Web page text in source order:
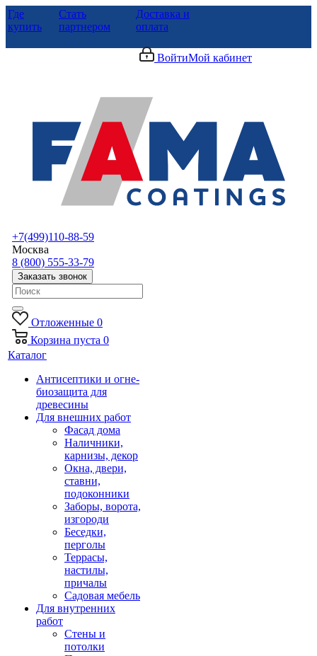
Где
купить
Стать
партнером
Доставка и
оплата
ВойтиМой кабинет
+7(499)110-88-59
Москва
8 (800) 555-33-79
Заказать звонок
Отложенные 0
Корзина пуста 0
Каталог
Антисептики и огне-
биозащита для
древесины
Для внешних работ
Фасад дома
Наличники,
карнизы, декор
Окна, двери,
ставни,
подоконники
Заборы, ворота,
изгороди
Беседки,
перголы
Террасы,
настилы,
причалы
Садовая мебель
Для внутренних
работ
Стены и
потолки